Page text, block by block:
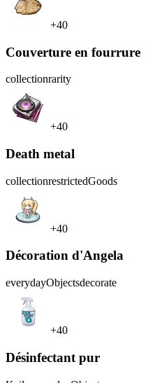
+40
Couverture en fourrure
collectionrarity
+40
Death metal
collectionrestrictedGoods
+40
Décoration d'Angela
everydayObjectsdecorate
+40
Désinfectant pur